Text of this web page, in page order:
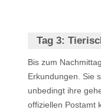
Tag 3:
Bis zum
Erkundungen. Sie
unbedingt ihre
offiziellen Postamt